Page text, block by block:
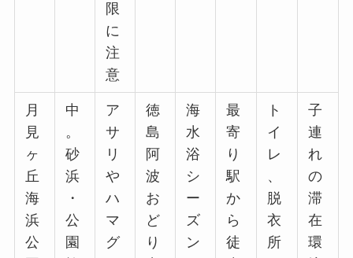
限
に
注
意
月
見
ヶ
丘
海
浜
公
中
。
砂
浜
・
公
園
ア
サ
リ
や
ハ
マ
グ
徳
島
阿
波
お
ど
り
海
水
浴
シ
ー
ズ
ン
最
寄
り
駅
か
ら
徒
ト
イ
レ
、
脱
衣
所
子
連
れ
の
滞
在
環